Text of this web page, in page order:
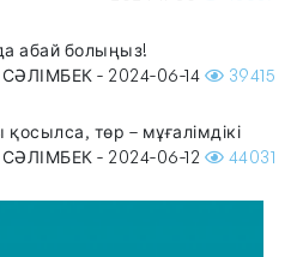
абай болыңыз!
- 2024-06-14 39415
төр – мұғалімдікі
- 2024-06-12 44031